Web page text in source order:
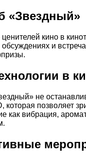
«Звездный»
кино в
обсуждениях и
в
не
которая позволяет
как вибрация,